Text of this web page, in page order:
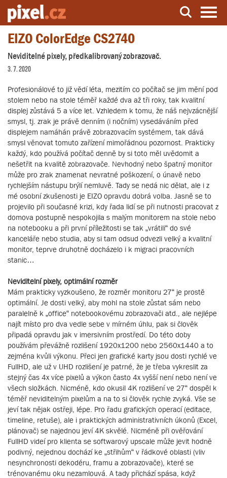
Server o natáčení a zpracování videa
EIZO ColorEdge CS2740
Neviditelné pixely, předkalibrovaný zobrazovač.
3. 7. 2020
Profesionálové to již vědí léta, mezitím co počítač se jim mění pod
stolem nebo na stole téměř každé dva až tři roky, tak kvalitní
displej zůstává 5 a více let. Vzhledem k tomu, že náš nejvzácnější
smysl, tj. zrak je právě denním (i nočním) vysedáváním před
displejem namáhán právě zobrazovacím systémem, tak dává
smysl věnovat tomuto zařízení mimořádnou pozornost. Prakticky
každý, kdo používá počítač denně by si toto měl uvědomit a
nešetřit na kvalitě zobrazovače. Nevhodný nebo špatný monitor
může pro zrak znamenat nevratné poškození, o únavě nebo
rychlejším nástupu brýlí nemluvě. Tady se nedá nic dělat, ale i z
mé osobní zkušenosti je EIZO opravdu dobrá volba. Jasně se to
projevilo při současné krizi, kdy řada lidí se při nutnosti pracovat z
domova postupně nespokojila s malým monitorem na stole nebo
na notebooku a při první příležitosti se tak „vrátili“ do své
kanceláře nebo studia, aby si tam odsud odvezli velký a kvalitní
monitor, teprve druhotně docházelo i k migraci pracovních
stanic…
Neviditelní pixely, optimální rozměr
Mám prakticky vyzkoušeno, že rozměr monitoru 27“ je prostě
optimální. Je dosti velký, aby mohl na stole zůstat sám nebo
paralelně k „office“ notebookovému zobrazovači atd., ale nejlépe
najít místo pro dva vedle sebe v mírném úhlu, pak si člověk
připadá opravdu jak v imersivním prostředí. Do této doby
používám převážně rozlišení 1920x1200 nebo 2560x1440 a to
zejména kvůli výkonu. Přeci jen grafické karty jsou dosti rychlé ve
FullHD, ale už v UHD rozlišení je patrné, že je třeba vykreslit za
stejný čas 4x více pixelů a výkon často 4x vyšší není nebo není ve
všech složkách. Nicméně, kdo okusil 4K rozlišení ve 27“ dospěl k
téměř neviditelným pixelům a na to si člověk rychle zvyká. Vše se
jeví tak nějak ostřeji, lépe. Pro řadu grafických operací (editace,
timeline, retuše), ale i praktických administrativních úkonů (Excel,
plánovač) se najednou jeví 4K skvělé. Nicméně při ověřování
FullHD videí pro klienta se softwarový upscale může jevit hodně
podivný, nejednou dochází ke „střihům“ v řádkové oblasti (vliv
nesynchronosti dekodéru, framu a zobrazovače), které se
trénovanému oku nezamlouvá. A tady přichází spása, když